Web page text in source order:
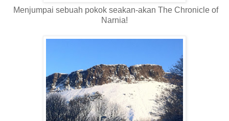
Menjumpai sebuah pokok seakan-akan The Chronicle of
Narnia!